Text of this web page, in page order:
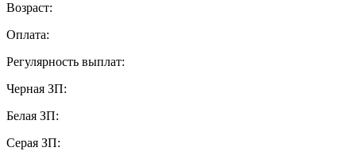
Возраст:
Оплата:
Регулярность выплат:
Черная ЗП:
Белая ЗП:
Серая ЗП: